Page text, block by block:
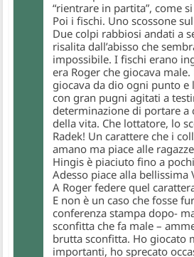
“rientrare in partita”, come
Poi i fischi. Uno scossone
Due colpi rabbiosi andati a
risalita dall’abisso che
impossibile. I fischi erano
era Roger che giocava male.
giocava da dio ogni punto e
con gran pugni agitati a
determinazione di portare a
della vita. Che lottatore, lo
Radek! Un carattere che i
amano ma piace alle
Hingis è piaciuto fino a
Adesso piace alla bellissima
A Roger federe quel
E non è un caso che fosse
conferenza stampa dopo-
sconfitta che fa male –
brutta sconfitta. Ho giocato
importanti, ho sprecato